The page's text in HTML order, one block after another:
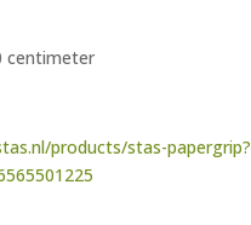
centimeter
products/stas-papergrip?